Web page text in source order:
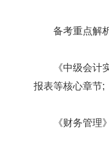
备考重点解析
《中级会计实
报表等核心章节;
《财务管理》